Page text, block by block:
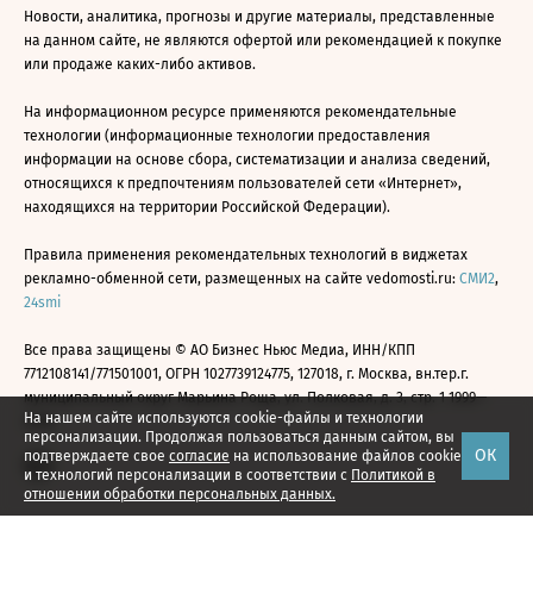
На нашем сайте используются cookie-файлы и технологии
персонализации. Продолжая пользоваться данным сайтом, вы
подтверждаете свое согласие на использование файлов cookie
и технологий персонализации в соответствии с Политикой в
отношении обработки персональных данных.
ОК
Новости, аналитика, прогнозы и другие материалы, представленные
на данном сайте, не являются офертой или рекомендацией к покупке
или продаже каких-либо активов.
На информационном ресурсе применяются рекомендательные
технологии (информационные технологии предоставления
информации на основе сбора, систематизации и анализа сведений,
относящихся к предпочтениям пользователей сети «Интернет»,
находящихся на территории Российской Федерации).
Правила применения рекомендательных технологий в виджетах
рекламно-обменной сети, размещенных на сайте vedomosti.ru: СМИ2,
24smi
Все права защищены © АО Бизнес Ньюс Медиа, ИНН/КПП
7712108141/771501001, ОГРН 1027739124775, 127018, г. Москва, вн.тер.г.
муниципальный округ Марьина Роща, ул. Полковая, д. 3, стр. 1 1999—
2026